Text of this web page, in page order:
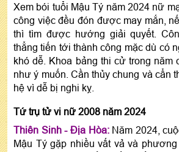
Xem bói tuổi Mậu Tý năm 2024 nữ
công việc đều đón được may mắn,
thì tìm được hướng giải quyết.
thẳng tiến tới thành công mặc dù có
khó dễ. Khoa bảng thi cử trong năm
như ý muốn. Cần thủy chung và cẩn
hệ vì dễ bị nghi kỵ.
Tứ trụ tử vi nữ 2008 năm 2024
Thiên Sinh - Địa Hòa: Năm 2024,
Mậu Tý gặp nhiều vất vả và